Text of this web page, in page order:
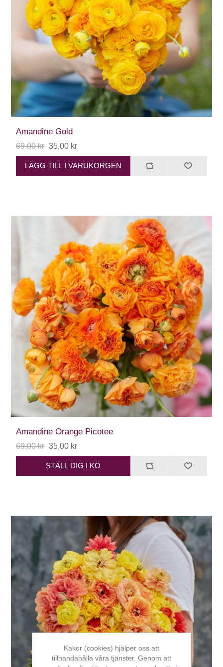
Amandine Gold
69,00 kr 35,00 kr
LÄGG TILL I VARUKORGEN
Amandine Orange Picotee
69,00 kr 35,00 kr
STÄLL DIG I KÖ
Kakor (cookies) hjälper oss att
tillhandahålla våra tjänster. Genom att